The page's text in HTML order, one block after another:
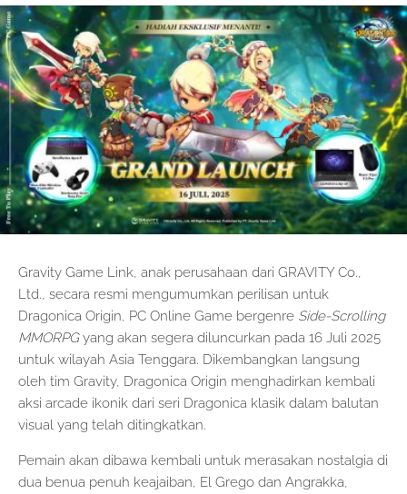
Gravity Game Link, anak perusahaan dari GRAVITY Co.,
Ltd., secara resmi mengumumkan perilisan untuk
Dragonica Origin, PC Online Game bergenre Side-Scrolling
MMORPGyang akan segera diluncurkan pada 16 Juli 2025
untuk wilayah Asia Tenggara. Dikembangkan langsung
oleh tim Gravity, Dragonica Origin menghadirkan kembali
aksi arcade ikonik dari seri Dragonica klasik dalam balutan
visual yang telah ditingkatkan.
Pemain akan dibawa kembali untuk merasakan nostalgia di
dua benua penuh keajaiban, El Grego dan Angrakka,